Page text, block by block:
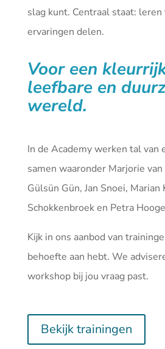
slag kunt. Centraal staat: leren
ervaringen delen.
Voor een
leefbare en
wereld.
In de Academy werken tal van
samen waaronder Marjorie
Gülsün Gün, Jan Snoei, Marian
Schokkenbroek en Petra
Kijk in ons aanbod van
behoefte aan hebt. We
workshop bij jou vraag past.
Bekijk trainingen